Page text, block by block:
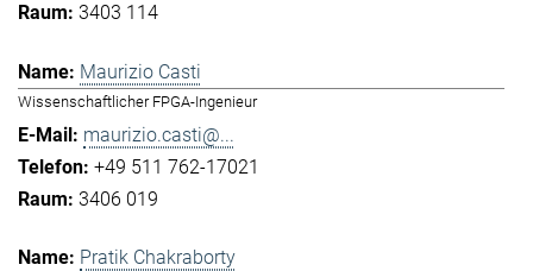
3403 114
Maurizio Casti
Wissenschaftlicher FPGA-Ingenieur
maurizio.casti@...
+49 511 762-17021
3406 019
Pratik Chakraborty